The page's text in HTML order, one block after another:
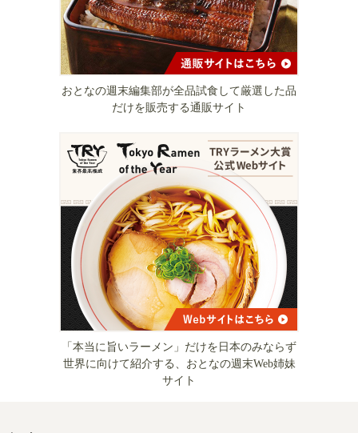
おとなの週末編集部が全品試食して厳選した品
だけを販売する通販サイト
「本当に旨いラーメン」だけを日本のみならず
世界に向けて紹介する、おとなの週末Web姉妹
サイト